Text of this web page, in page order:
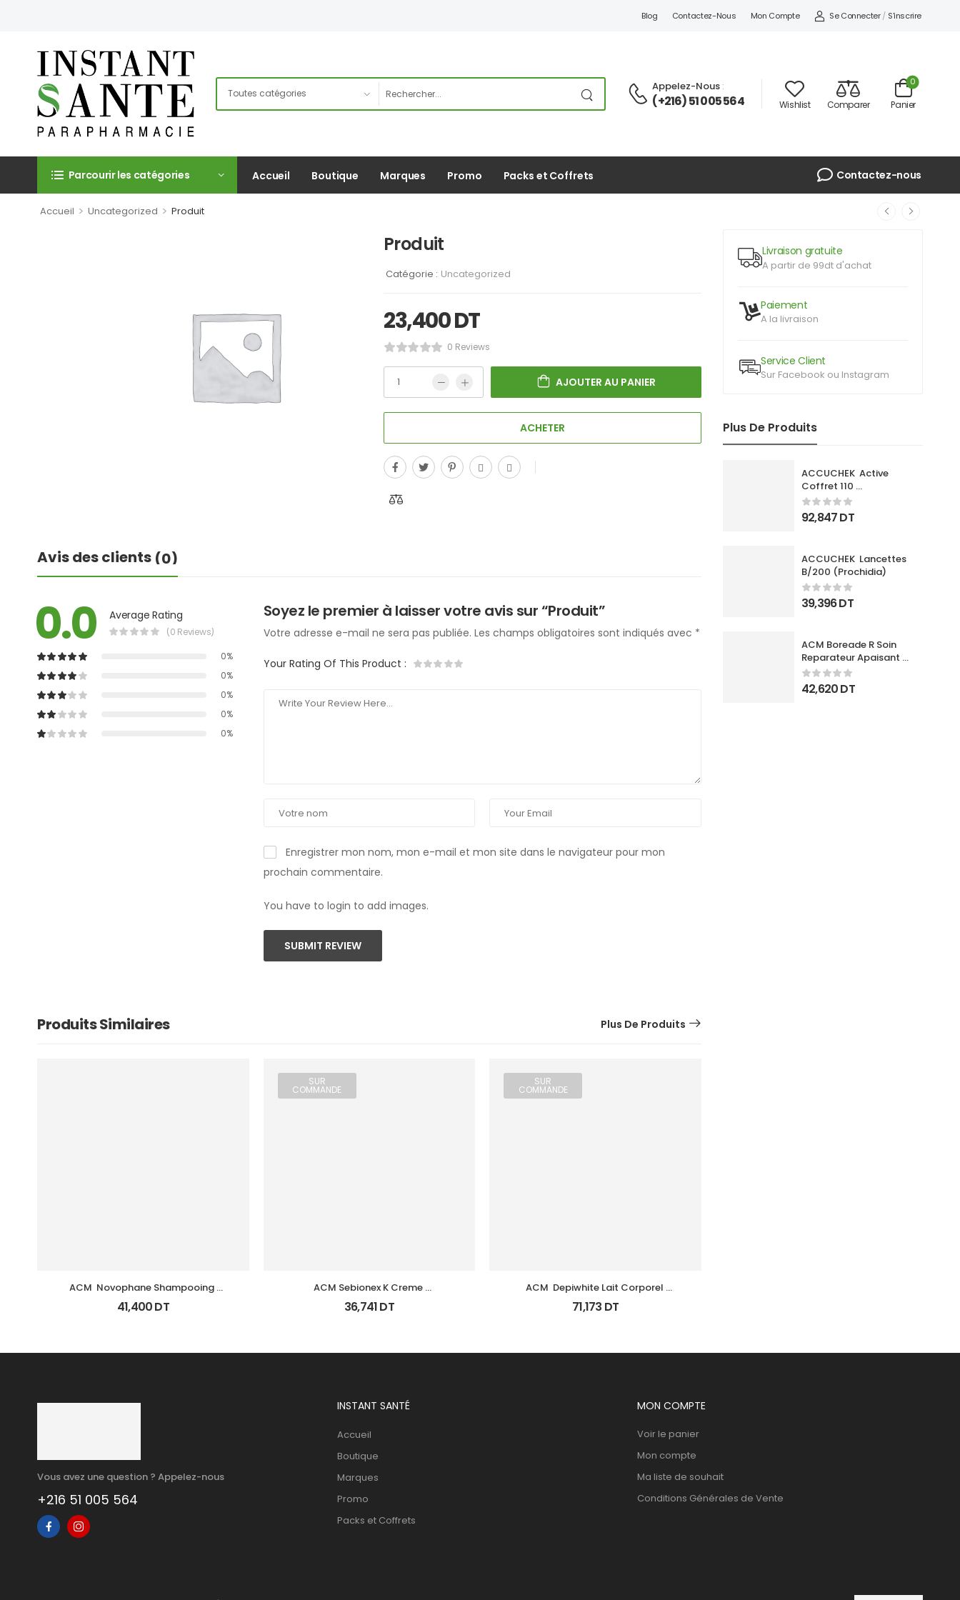
Blog Contactez-Nous Mon Compte Se Connecter / S'inscrire
Appelez-Nous :
(+216) 51 005 564 Wishlist Comparer Panier
0
Parcourir les catégories Accueil Boutique Marques Promo Packs et Coffrets Contactez-nous
Accueil > Uncategorized > Produit
Livraison gratuite
A partir de 99dt d'achat
Paiement
A la livraison
Service Client
Sur Facebook ou Instagram
Plus De Produits
ACCUCHEK  Active
Coffret 110
Bandlettes+Appareil
92,847DT
ACCUCHEK  Lancettes
B/200 (Prochidia)
39,396DT
ACM Boreade R Soin
Reparateur Apaisant
40Ml
42,620DT
Produit
Catégorie : Uncategorized
23,400DT
0 Reviews
AJOUTER AU PANIER
ACHETER
Avis des clients (0)
0.0 Average Rating
(0 Reviews)
0%
0%
0%
0%
0%
Soyez le premier à laisser votre avis sur “Produit”
Votre adresse e-mail ne sera pas publiée. Les champs obligatoires sont indiqués avec *
Your Rating Of This Product :
Enregistrer mon nom, mon e-mail et mon site dans le navigateur pour mon
prochain commentaire.
You have to login to add images.
SUBMIT REVIEW
Produits Similaires Plus De Produits
ACM  Novophane Shampooing
Energisant Fl 200Ml
41,400DT
SUR
COMMANDE
ACM Sebionex K Creme
Keratoregulatrice Vis 40Ml
36,741DT
SUR
COMMANDE
ACM  Depiwhite Lait Corporel
Eclaircissant 200Ml
71,173 DT
Vous avez une question ? Appelez-nous
+216 51 005 564
INSTANT SANTÉ
Accueil
Boutique
Marques
Promo
Packs et Coffrets
MON COMPTE
Voir le panier
Mon compte
Ma liste de souhait
Conditions Générales de Vente